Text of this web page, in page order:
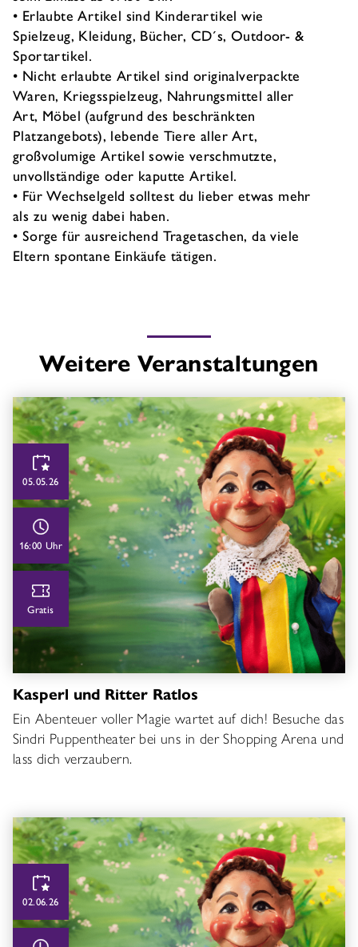
• Erlaubte Artikel sind Kinderartikel wie
Spielzeug, Kleidung, Bücher, CD´s, Outdoor- &
Sportartikel.
• Nicht erlaubte Artikel sind originalverpackte
Waren, Kriegsspielzeug, Nahrungsmittel aller
Art, Möbel (aufgrund des beschränkten
Platzangebots), lebende Tiere aller Art,
großvolumige Artikel sowie verschmutzte,
unvollständige oder kaputte Artikel.
• Für Wechselgeld solltest du lieber etwas mehr
als zu wenig dabei haben.
• Sorge für ausreichend Tragetaschen, da viele
Eltern spontane Einkäufe tätigen.
Weitere Veranstaltungen
05.05.26
16:00 Uhr
Gratis
Kasperl und Ritter Ratlos
Ein Abenteuer voller Magie wartet auf dich! Besuche das
Sindri Puppentheater bei uns in der Shopping Arena und
lass dich verzaubern.
02.06.26